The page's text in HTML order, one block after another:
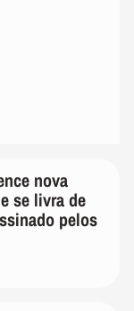
nova
se livra de
pelos